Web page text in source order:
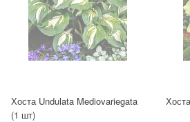
Хоста Undulata Mediovariegata
(1 шт)